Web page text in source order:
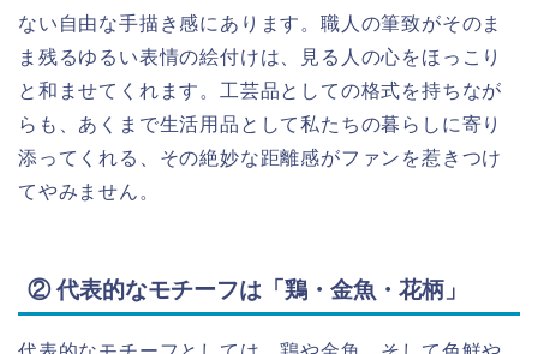
ない自由な手描き感にあります。職人の筆致がそのま
ま残るゆるい表情の絵付けは、見る人の心をほっこり
と和ませてくれます。工芸品としての格式を持ちなが
らも、あくまで生活用品として私たちの暮らしに寄り
添ってくれる、その絶妙な距離感がファンを惹きつけ
てやみません。
② 代表的なモチーフは「鶏・金魚・花柄」